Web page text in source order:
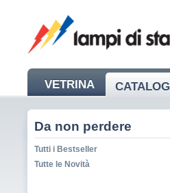
VETRINA
NEWS
Da non perdere
Tutti i Bestseller
Tutte le Novità